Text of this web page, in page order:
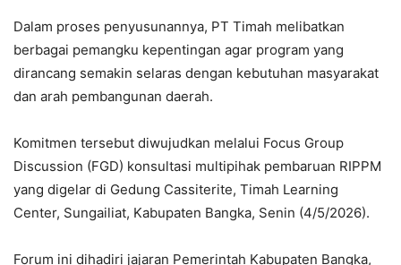
Dalam proses penyusunannya, PT Timah melibatkan
berbagai pemangku kepentingan agar program yang
dirancang semakin selaras dengan kebutuhan masyarakat
dan arah pembangunan daerah.
Komitmen tersebut diwujudkan melalui Focus Group
Discussion (FGD) konsultasi multipihak pembaruan RIPPM
yang digelar di Gedung Cassiterite, Timah Learning
Center, Sungailiat, Kabupaten Bangka, Senin (4/5/2026).
Forum ini dihadiri jajaran Pemerintah Kabupaten Bangka,